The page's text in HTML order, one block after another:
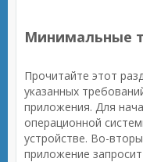
Минимальные
Прочитайте этот
указанных
приложения. Для
операционной
устройстве. Во-
приложение